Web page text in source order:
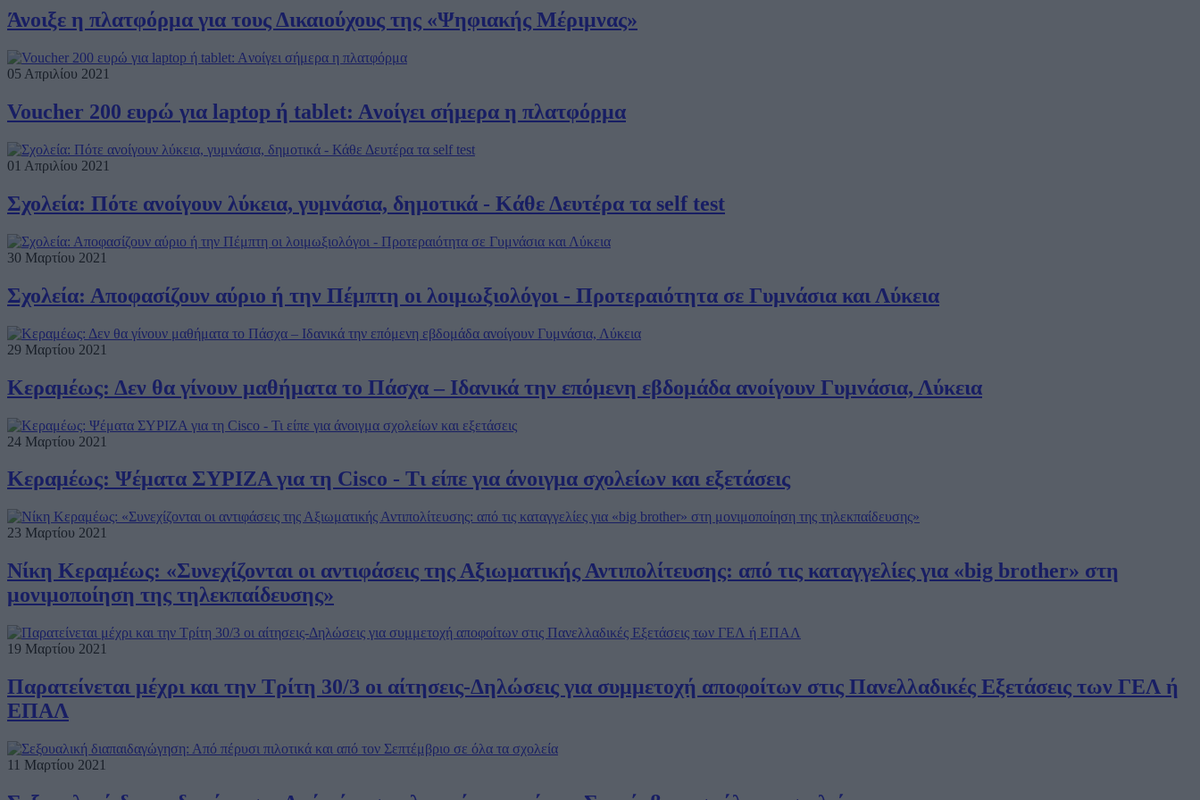
Άνοιξε η πλατφόρμα για τους Δικαιούχους της «Ψηφιακής Μέριμνας»
05 Απριλίου 2021
Voucher 200 ευρώ για laptop ή tablet: Aνοίγει σήμερα η πλατφόρμα
01 Απριλίου 2021
Σχολεία: Πότε ανοίγουν λύκεια, γυμνάσια, δημοτικά - Κάθε Δευτέρα τα self test
30 Μαρτίου 2021
Σχολεία: Αποφασίζουν αύριο ή την Πέμπτη οι λοιμωξιολόγοι - Προτεραιότητα σε Γυμνάσια και Λύκεια
29 Μαρτίου 2021
Κεραμέως: Δεν θα γίνουν μαθήματα το Πάσχα – Ιδανικά την επόμενη εβδομάδα ανοίγουν Γυμνάσια, Λύκεια
24 Μαρτίου 2021
Κεραμέως: Ψέματα ΣΥΡΙΖΑ για τη Cisco - Τι είπε για άνοιγμα σχολείων και εξετάσεις
23 Μαρτίου 2021
Νίκη Κεραμέως: «Συνεχίζονται οι αντιφάσεις της Αξιωματικής Αντιπολίτευσης: από τις καταγγελίες για «big brother» στη
μονιμοποίηση της τηλεκπαίδευσης»
19 Μαρτίου 2021
Παρατείνεται μέχρι και την Τρίτη 30/3 οι αίτησεις-Δηλώσεις για συμμετοχή αποφοίτων στις Πανελλαδικές Εξετάσεις των ΓΕΛ ή
ΕΠΑΛ
11 Μαρτίου 2021